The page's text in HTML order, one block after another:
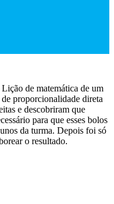
de matemática de um
proporcionalidade direta
e descobriram que
para que esses bolos
da turma. Depois foi só
o resultado.